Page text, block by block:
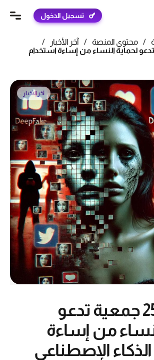
تسجيل الدخول
/ محتوى المنصة / آخر الأخبار
/
جمعية تدعو لحماية النساء من إساءة استخدام
آخر الأخبار
أكثر من 25 جمعية تدعو
من إساءة
الإصطناعي